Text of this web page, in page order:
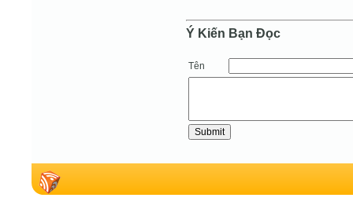
Ý Kiến Bạn Ðọc
Tên